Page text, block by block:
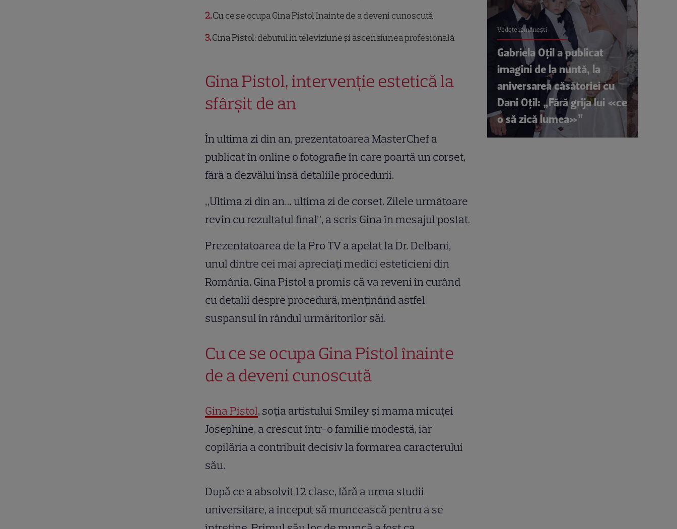
2Cu ce se ocupa Gina Pistol înainte de a deveni cunoscută
3Gina Pistol: debutul în televiziune și ascensiunea profesională
Gina Pistol, intervenție estetică la
sfârșit de an
În ultima zi din an, prezentatoarea MasterChef a
publicat în online o fotografie în care poartă un corset,
fără a dezvălui însă detaliile procedurii.
„Ultima zi din an… ultima zi de corset. Zilele următoare
revin cu rezultatul final”, a scris Gina în mesajul postat.
Prezentatoarea de la Pro TV a apelat la Dr. Delbani,
unul dintre cei mai apreciați medici esteticieni din
România. Gina Pistol a promis că va reveni în curând
cu detalii despre procedură, menținând astfel
suspansul în rândul urmăritorilor săi.
Cu ce se ocupa Gina Pistol înainte
de a deveni cunoscută
Gina Pistol, soția artistului Smiley și mama micuței
Josephine, a crescut într-o familie modestă, iar
copilăria a contribuit decisiv la formarea caracterului
său.
După ce a absolvit 12 clase, fără a urma studii
universitare, a început să muncească pentru a se
Vedete româneşti
Gabriela Oțil a publicat
imagini de la nuntă, la
aniversarea căsătoriei cu
Dani Oțil: „Fără grija lui «ce
o să zică lumea»”